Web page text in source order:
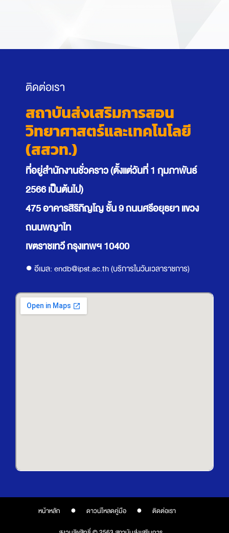
ติดต่อเรา
สถาบันส่งเสริมการสอน
วิทยาศาสตร์และเทคโนโลยี
(สสวท.)
ที่อยู่สำนักงานชั่วคราว (ตั้งแต่วันที่ 1 กุมภาพันธ์
2566 เป็นต้นไป)
475 อาคารสิริภิญโญ ชั้น 9 ถนนศรีอยุธยา แขวง
ถนนพญาไท
เขตราชเทวี กรุงเทพฯ 10400
● อีเมล:endb@ipst.ac.th(บริการในวันเวลาราชการ)
หน้าหลัก ● ดาวน์โหลดคู่มือ ●
ติดต่อเรา